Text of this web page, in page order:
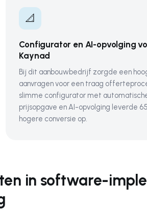
📐
Configurator en AI-opvolging
Kaynad
Bij dit aanbouwbedrijf zorgde een
aanvragen voor een traag
slimme configurator met
prijsopgave en AI-opvolging leverde
hogere conversie op.
in software-